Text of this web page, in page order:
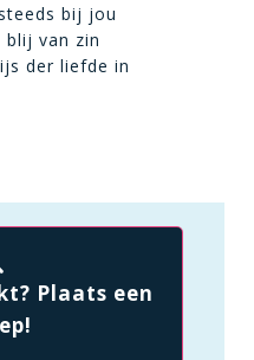
bij jou
van zin
der liefde in
Plaats een